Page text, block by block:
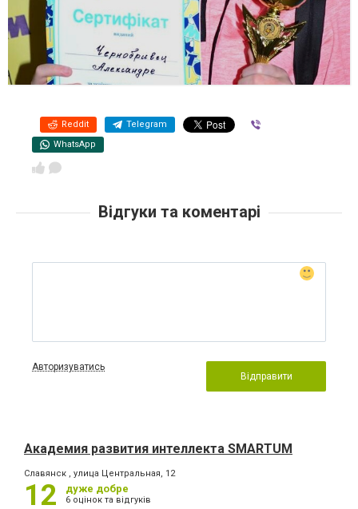
Reddit Telegram
WhatsApp
Відгуки та коментарі
Авторизуватись
Відправити
Академия развития интеллекта SMARTUM
Славянск , улица Центральная, 12
12 дуже добре
6 оцінок та відгуків